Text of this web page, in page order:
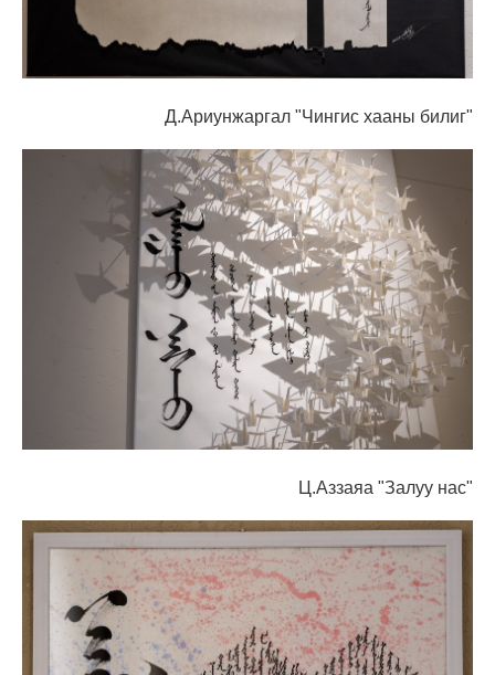
Д.Ариунжаргал "Чингис хааны билиг"
Ц.Аззаяа "Залуу нас"